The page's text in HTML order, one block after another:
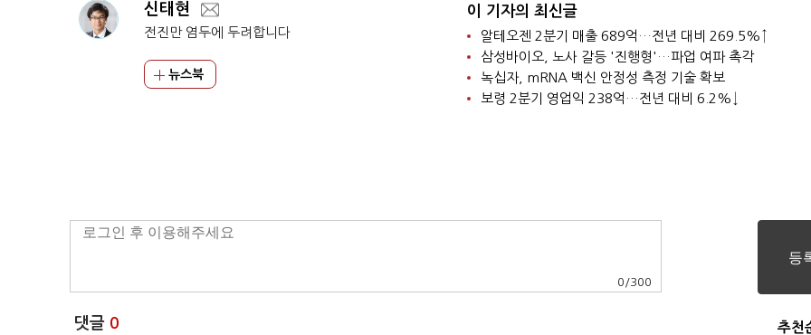
신태현
전진만 염두에 두려합니다
뉴스북
이 기자의 최신글
알테오젠 2분기 매출 689억…전년 대비 269.5%↑
삼성바이오, 노사 갈등 '진행형'…파업 여파 촉각
녹십자, mRNA 백신 안정성 측정 기술 확보
보령 2분기 영업익 238억…전년 대비 6.2%↓
0 /300
댓글 0 추천